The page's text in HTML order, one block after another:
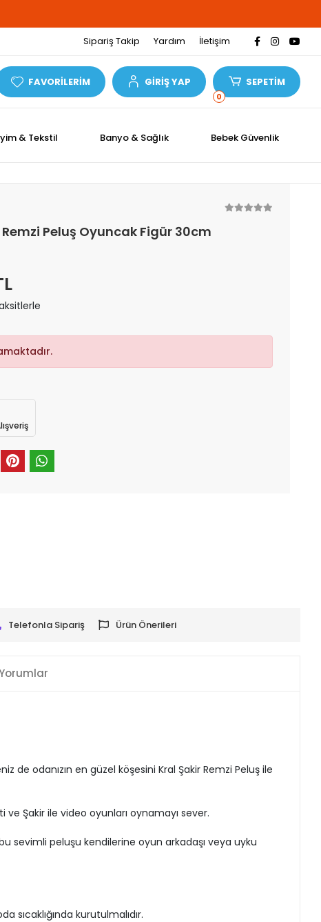
Sipariş Takip Yardım İletişim
FAVORİLERİM GİRİŞ YAP
0
SEPETİM
& Tekstil Banyo & Sağlık Bebek Güvenlik
Peluş Oyuncak Figür 30cm
Telefonla Sipariş Ürün Önerileri
odanızın en güzel köşesini Kral Şakir Remzi Peluş ile
ve Şakir ile video oyunları oynamayı sever.
sevimli peluşu kendilerine oyun arkadaşı veya uyku
sıcaklığında kurutulmalıdır.